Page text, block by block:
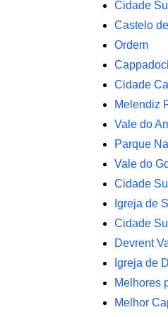
Cidade
Castelo
Ordem
Cidade
Melendiz
Vale do
Parque
Vale do
Cidade
Igreja de
Cidade
Devrent
Igreja de
Melhores
Melhor